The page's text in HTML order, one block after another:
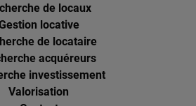
de locaux
locative
de locataire
acquéreurs
investissement
Valorisation